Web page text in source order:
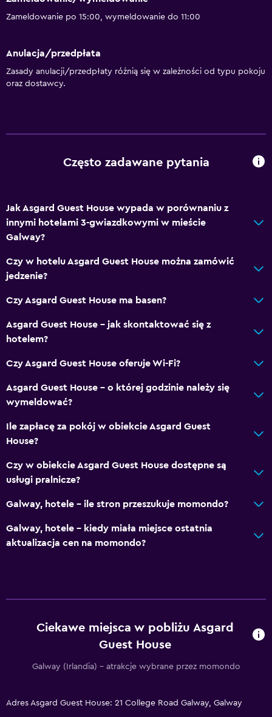
Parking dla niepełnosprawnych
Dostęp do górnych pięter schodami
Łazienka
Papier toaletowy
Usługi i udogodnienia
Budzenie
Butelka wody
Otwieranie kluczem
Multimedia i rozrywka
Telewizja kablowa lub satelitarna
Restauracje
Czajnik / ekspres do kawy
Ogólne
Szafki
Bezpłatny parking
Usługi pralnicze
Zameldowanie po 15:00, wymeldowanie do 11:00
Anulacja/przedpłata
Zasady anulacji/przedpłaty różnią się w zależności od typu pokoju
oraz dostawcy.
Często zadawane pytania
Jak Asgard Guest House wypada w porównaniu z
innymi hotelami 3-gwiazdkowymi w mieście
Galway?
Czy w hotelu Asgard Guest House można zamówić
jedzenie?
Czy Asgard Guest House ma basen?
Asgard Guest House – jak skontaktować się z
hotelem?
Czy Asgard Guest House oferuje Wi-Fi?
Asgard Guest House – o której godzinie należy się
wymeldować?
Ile zapłacę za pokój w obiekcie Asgard Guest
House?
Czy w obiekcie Asgard Guest House dostępne są
usługi pralnicze?
Galway, hotele – ile stron przeszukuje momondo?
Galway, hotele – kiedy miała miejsce ostatnia
aktualizacja cen na momondo?
Ciekawe miejsca w pobliżu Asgard
Guest House
Galway (Irlandia) – atrakcje wybrane przez momondo
Adres Asgard Guest House: 21 College Road Galway, Galway